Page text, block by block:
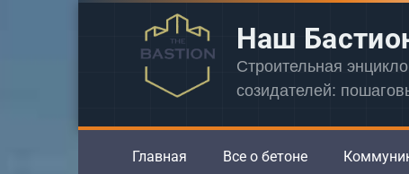
Наш
Строительная
созидателей:
Главная Все о бетоне